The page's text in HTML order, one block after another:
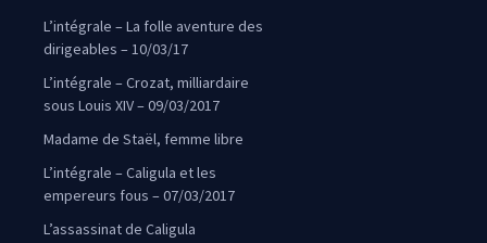
L’intégrale – La folle aventure des
dirigeables – 10/03/17
L’intégrale – Crozat, milliardaire
sous Louis XIV – 09/03/2017
Madame de Staël, femme libre
L’intégrale – Caligula et les
empereurs fous – 07/03/2017
L’assassinat de Caligula